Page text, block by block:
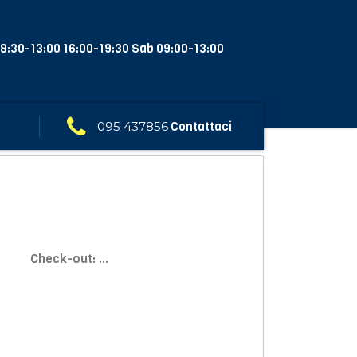
13:00 16:00-19:30 Sab 09:00-13:00
095 437856 Contattaci
Check-out: ...